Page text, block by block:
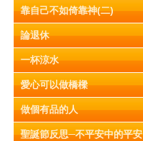
靠自己不如倚靠神(二)
論退休
一杯涼水
愛心可以做橋樑
做個有品的人
聖誕節反思─不平安中的平安